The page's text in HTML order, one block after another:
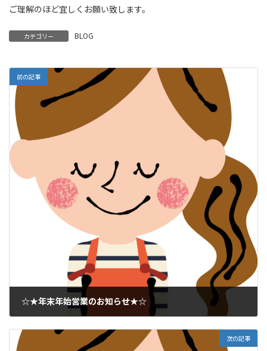
ご理解のほど宜しくお願い致します。
カテゴリー BLOG
前の記事
☆★年末年始営業のお知らせ★☆
次の記事